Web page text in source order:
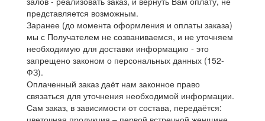
представляется возможным.
Заранее (до момента оформления и оплаты заказа)
мы с Получателем не созваниваемся, и не уточняем
необходимую для доставки информацию - это
запрещено законом о персональных данных (152-
ФЗ).
Оплаченный заказ даёт нам законное право
связаться для уточнения необходимой информации.
Сам заказ, в зависимости от состава, передаётся: